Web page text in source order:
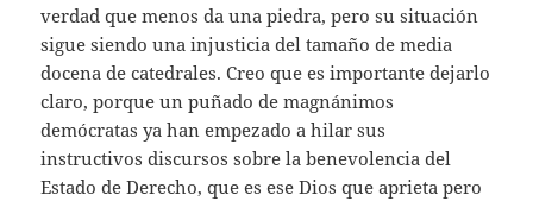
verdad que menos da una piedra, pero su situación
sigue siendo una injusticia del tamaño de media
docena de catedrales. Creo que es importante dejarlo
claro, porque un puñado de magnánimos
demócratas ya han empezado a hilar sus
instructivos discursos sobre la benevolencia del
Estado de Derecho, que es ese Dios que aprieta pero